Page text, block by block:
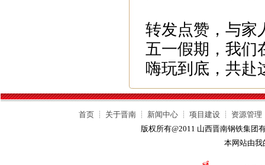
转发点赞，与家
五一假期，我们
嗨玩到底，共
首页 ┊ 关于晋南 ┊ 新闻中心 ┊ 项目建设 ┊ 资源管理
版权所有@2011 山西晋南钢铁集团
本网站由我